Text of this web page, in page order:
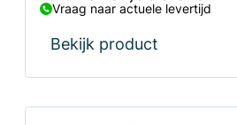
Vraag naar actuele levertijd
Bekijk product